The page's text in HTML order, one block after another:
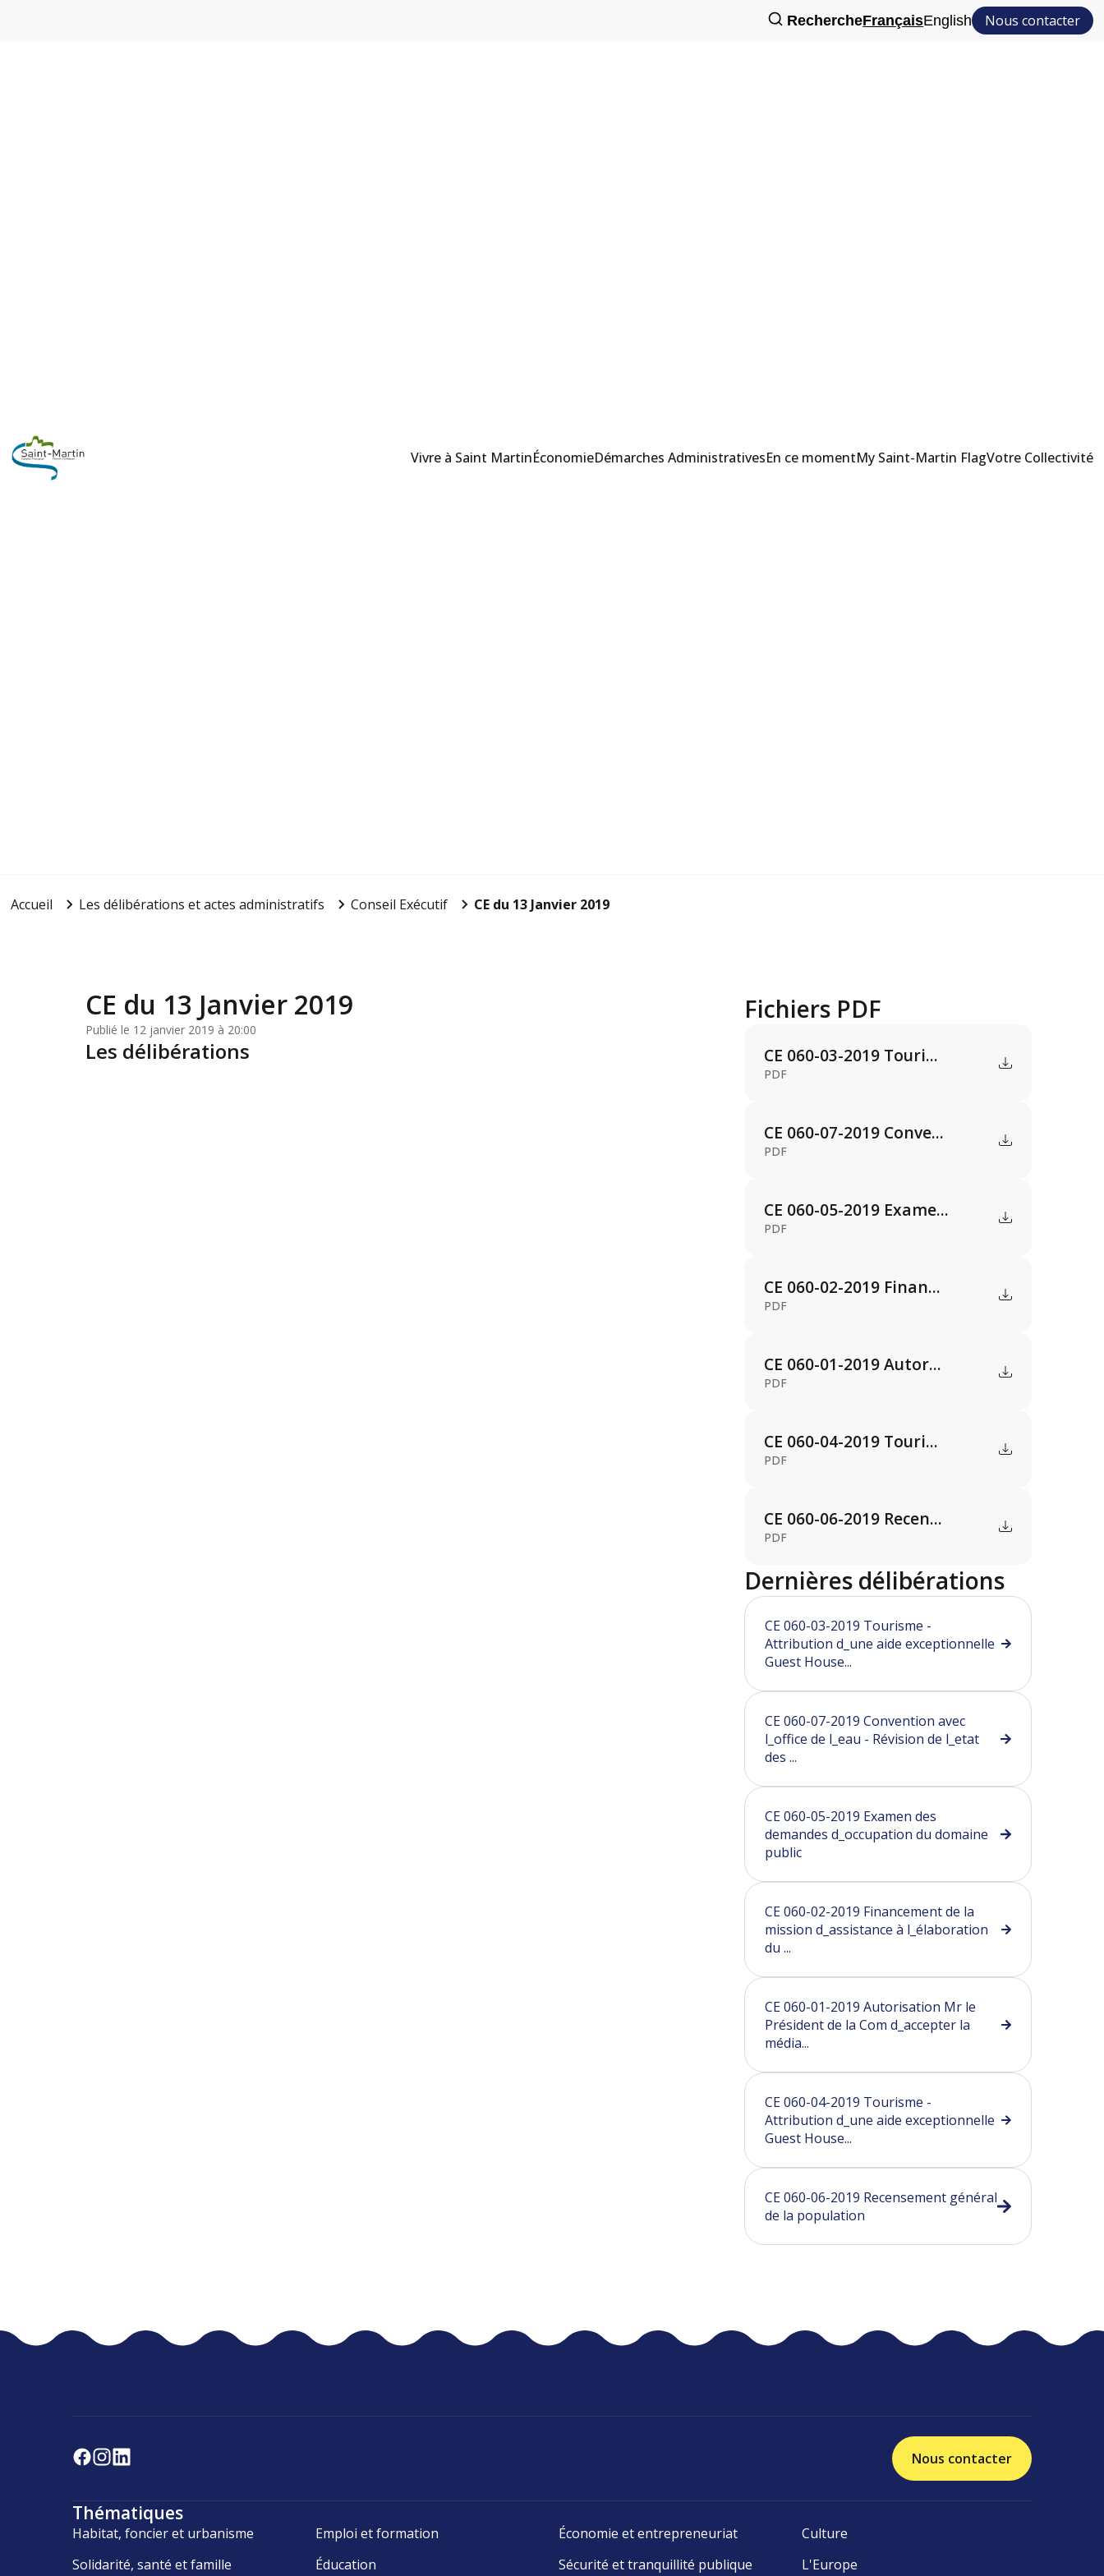
RechercheFrançaisEnglish Nous contacter
Vivre à Saint MartinÉconomieDémarches AdministrativesEn ce momentMy Saint-Martin FlagVotre Collectivité
Accueil Les délibérations et actes administratifs Conseil Exécutif CE du 13 Janvier 2019
CE du 13 Janvier 2019
Publié le 12 janvier 2019 à 20:00
Les délibérations
Fichiers PDF
CE 060-03-2019 Touri...
PDF
CE 060-07-2019 Conve...
PDF
CE 060-05-2019 Exame...
PDF
CE 060-02-2019 Finan...
PDF
CE 060-01-2019 Autor...
PDF
CE 060-04-2019 Touri...
PDF
CE 060-06-2019 Recen...
PDF
Dernières délibérations
CE 060-03-2019 Tourisme -
Attribution d_une aide exceptionnelle
Guest House...
CE 060-07-2019 Convention avec
l_office de l_eau - Révision de l_etat
des ...
CE 060-05-2019 Examen des
demandes d_occupation du domaine
public
CE 060-02-2019 Financement de la
mission d_assistance à l_élaboration
du ...
CE 060-01-2019 Autorisation Mr le
Président de la Com d_accepter la
média...
CE 060-04-2019 Tourisme -
Attribution d_une aide exceptionnelle
Guest House...
CE 060-06-2019 Recensement général
de la population
Nous contacter
Thématiques
Habitat, foncier et urbanisme Emploi et formation Économie et entrepreneuriat
Culture
Solidarité, santé et famille
Éducation Sécurité et tranquillité publique L'Europe